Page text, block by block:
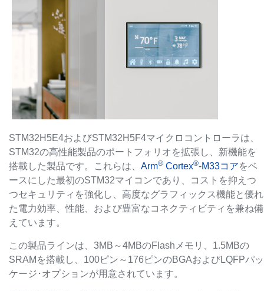
STM32H5E4およびSTM32H5F4マイクロコントローラは、
STM32の高性能製品のポートフォリオを拡張し、新機能を
搭載した製品です。これらは、 Arm® Cortex®-M33コアをベ
ースにした最初のSTM32マイコンであり、コストを抑えつ
つセキュリティを強化し、高度なグラフィックス機能と優れ
た電力効率、性能、および豊富なコネクティビティを兼ね備
えています。
この製品ラインは、3MB～4MBのFlashメモリ、1.5MBの
SRAMを搭載し、100ピン～176ピンのBGAおよびLQFPパッ
ケージ･オプションが用意されています。